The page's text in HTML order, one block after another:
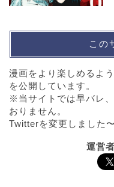
この
漫画をより楽しめるよ
を公開しています。
※当サイトでは早バレ
おりません。
Twitterを変更しました
運営